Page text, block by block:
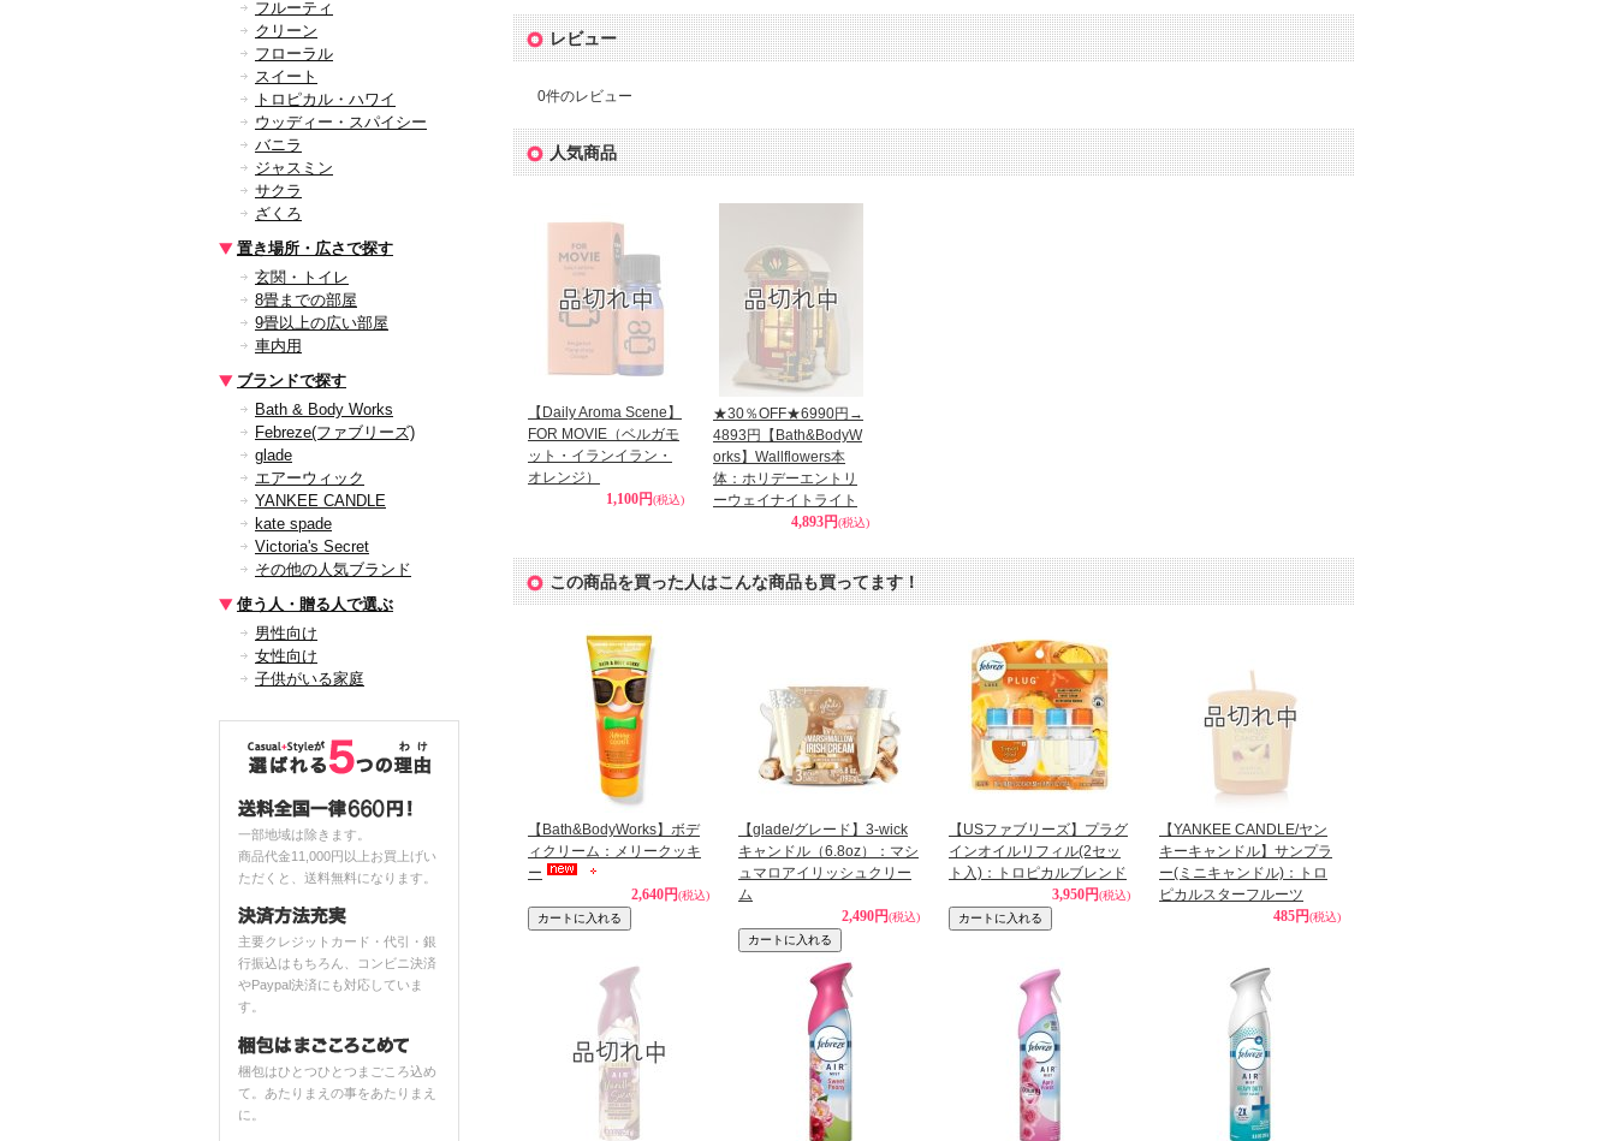
フルーティ
クリーン
フローラル
スイート
トロピカル・ハワイ
ウッディー・スパイシー
バニラ
ジャスミン
サクラ
ざくろ
置き場所・広さで探す
玄関・トイレ
8畳までの部屋
9畳以上の広い部屋
車内用
ブランドで探す
Bath & Body Works
Febreze(ファブリーズ)
glade
エアーウィック
YANKEE CANDLE
kate spade
Victoria's Secret
その他の人気ブランド
使う人・贈る人で選ぶ
男性向け
女性向け
子供がいる家庭
一部地域は除きます。
商品代金11,000円以上お買上げい
ただくと、送料無料になります。
主要クレジットカード・代引・銀
行振込はもちろん、コンビニ決済
やPaypal決済にも対応していま
す。
梱包はひとつひとつまごころ込め
て。あたりまえの事をあたりまえ
に。
レビュー
0件のレビュー
人気商品
【Daily Aroma Scene】
FOR MOVIE（ベルガモ
ット・イランイラン・
オレンジ）
1,100円(税込)
★30％OFF★6990円→
4893円【Bath&BodyW
orks】Wallflowers本
体：ホリデーエントリ
ーウェイナイトライト
4,893円(税込)
この商品を買った人はこんな商品も買ってます！
【Bath&BodyWorks】ボデ
ィクリーム：メリークッキ
ー
2,640円(税込)
【glade/グレード】3-wick
キャンドル（6.8oz）：マシ
ュマロアイリッシュクリー
ム
2,490円(税込)
【USファブリーズ】プラグ
インオイルリフィル(2セッ
ト入)：トロピカルブレンド
3,950円(税込)
【YANKEE CANDLE/ヤン
キーキャンドル】サンプラ
ー(ミニキャンドル)：トロ
ピカルスターフルーツ
485円(税込)